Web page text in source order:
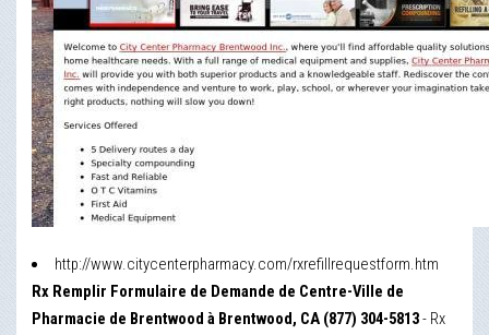
http://www.citycenterpharmacy.com/rxrefillrequestform.htm
Rx Remplir Formulaire de Demande de Centre-Ville de
Pharmacie de Brentwood à Brentwood, CA (877) 304-5813- Rx